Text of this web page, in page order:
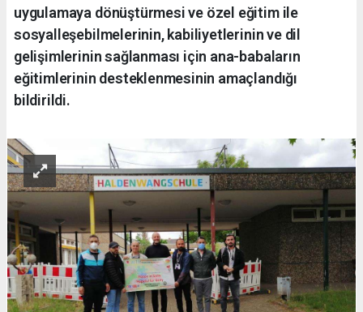
uygulamaya dönüştürmesi ve özel eğitim ile
sosyalleşebilmelerinin, kabiliyetlerinin ve dil
gelişimlerinin sağlanması için ana-babaların
eğitimlerinin desteklenmesinin amaçlandığı
bildirildi.